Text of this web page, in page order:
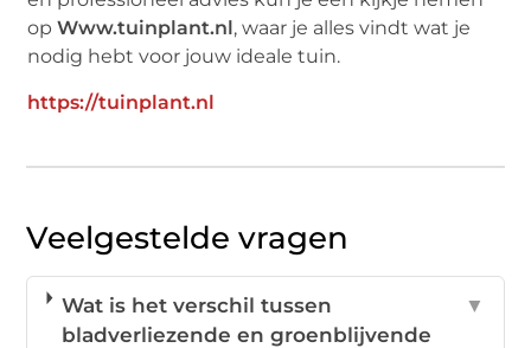
opWww.tuinplant.nl, waar je alles vindt wat je
nodig hebt voor jouw ideale tuin.
https://tuinplant.nl
Veelgestelde vragen
Wat is het verschil tussen
bladverliezende en groenblijvende
▼